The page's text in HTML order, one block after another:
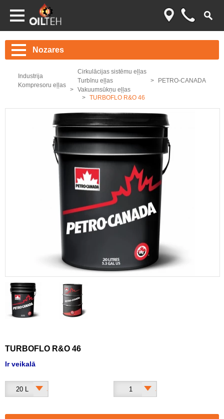
Nozares
Industrija
Kompresoru eļļas
Cirkulācijas sistēmu eļļas
Turbīnu eļļas
Vakuumsūkņu eļļas
PETRO-CANADA
TURBOFLO R&O 46
TURBOFLO R&O 46
Ir veikalā
20 L 1